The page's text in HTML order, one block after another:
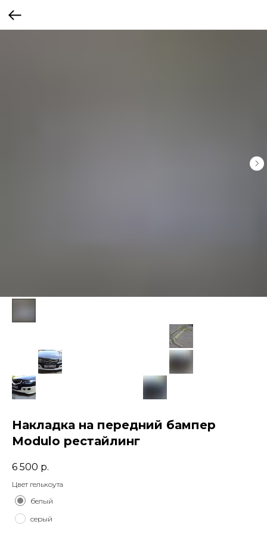
Накладка на передний бампер
Modulo рестайлинг
6 500 р.
Цвет гелькоута
белый
серый